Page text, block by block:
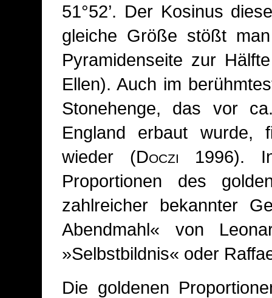
51°52’. Der Kosinus
gleiche Größe stößt
Pyramidenseite zur
Ellen). Auch im
Stonehenge, das vor
England erbaut wurde,
wieder (Doczi 1996).
Proportionen des
zahlreicher bekannter
Abendmahl« von
»Selbstbildnis« oder
Die goldenen